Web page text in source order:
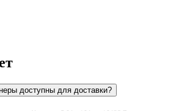
доступны для доставки?